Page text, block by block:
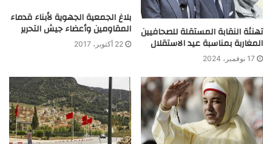
تهنئة النقابة المستقلة للصحافيين
المغاربة بمناسبة عيد الاستقلال
17 نوفمبر، 2024
بلاغ الجمعية الجهوية لأبناء قدماء
المقاومين وأعضاء جيش التحرير
22 أكتوبر، 2017